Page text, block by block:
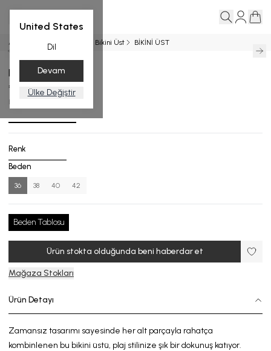
United States
Dil
Devam
Ülke Değiştir
Ana Sayfa BİKİNİ ÜST Bikini Üst BİKİNİ ÜST
BİKİNİ ÜST
₺ 3,299.00
BU.4701-25_R127_36
Renk
Beden
36 38 40 42
Beden Tablosu
Ürün stokta olduğunda beni haberdar et
Mağaza Stokları
Ürün Detayı
Zamansız tasarımı sayesinde her alt parçayla rahatça
kombinlenen bu bikini üstü, plaj stilinize şık bir dokunuş katıyor.